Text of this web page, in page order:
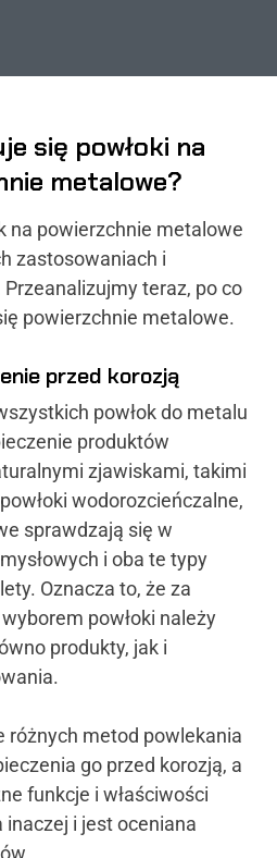
się powłoki na
metalowe?
na powierzchnie metalowe
zastosowaniach i
Przeanalizujmy teraz, po co
powierzchnie metalowe.
przed korozją
powłok do metalu
produktów
zjawiskami, takimi
wodorozcieńczalne,
sprawdzają się w
i oba te typy
Oznacza to, że za
powłoki należy
produkty, jak i
różnych metod powlekania
go przed korozją, a
funkcje i właściwości
inaczej i jest oceniana